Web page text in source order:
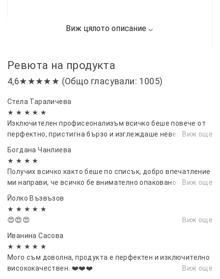
Ревюта на продукта
4,6★★★★★ (Общо гласували: 1005)
Стела Тараличева
★ ★ ★ ★ ★
Изключителен профисеонализъм всичко беше повече от
перфектно, пристигна бързо и изглеждаше невероятно.
Виж още
Богдана Чанлиева
★ ★ ★ ★
Получих всичко както беше по списък, добро впечатление
ми направи, че всичко бе внимателно опаковано.
Виж още
Йолко Възвъзов
★ ★ ★ ★ ★
😍😍😍
Виж още
Иванина Сасовa
★ ★ ★ ★ ★
Мого съм доволна, продукта е перфектен и изключително
висококачествен. ❤️❤️❤️
Виж още